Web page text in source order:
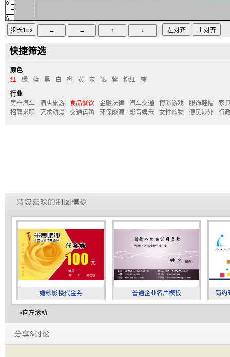
快捷筛选
颜色
红
绿 蓝 黑 白 橙 黄 灰 银 紫 粉红
棕
行业
房产汽车
酒店旅游 食品餐饮 金融法律 汽车交通 博彩游戏 服饰鞋帽
家
招聘求职
艺术动漫 交通运输 环保能源 影音娱乐 女性购物 便民涉外 行
婚纱影楼代金券 普通企业名片模板 简约
«向左滚动